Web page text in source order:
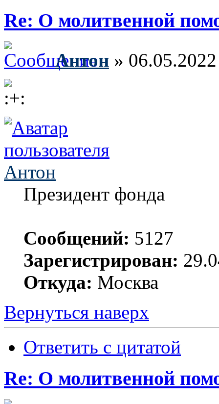
Re: О молитвенной
Антон »
Антон
Президент фонда
Сообщений: 5127
Зарегистрирован:
Откуда: Москва
Вернуться наверх
Ответить с цитатой
Re: О молитвенной